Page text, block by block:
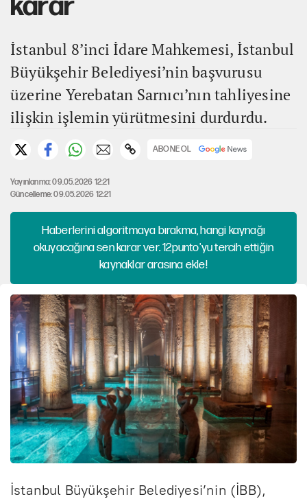
karar
İstanbul 8’inci İdare Mahkemesi, İstanbul
Büyükşehir Belediyesi’nin başvurusu
üzerine Yerebatan Sarnıcı’nın tahliyesine
ilişkin işlemin yürütmesini durdurdu.
ABONE OL
Yayınlanma: 09.05.2026 12:21
Güncelleme: 09.05.2026 12:21
Haberlerini algoritmaya bırakma, hangi kaynağı
okuyacağına sen karar ver. 12punto'yu tercih ettiğin
kaynaklar arasına ekle!
İstanbul Büyükşehir Belediyesi’nin (İBB),